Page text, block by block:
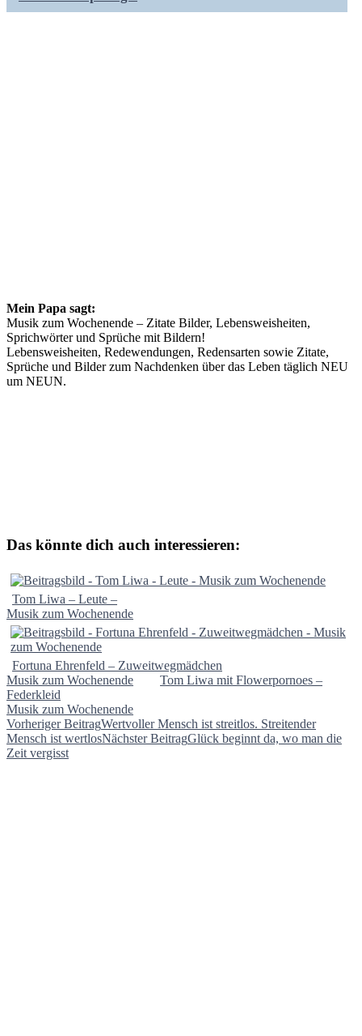
Mein Papa sagt:
Musik zum Wochenende – Zitate Bilder, Lebensweisheiten,
Sprichwörter und Sprüche mit Bildern!
Lebensweisheiten, Redewendungen, Redensarten sowie Zitate,
Sprüche und Bilder zum Nachdenken über das Leben täglich NEU
um NEUN.
Das könnte dich auch interessieren:
Tom Liwa – Leute –
Musik zum Wochenende
Fortuna Ehrenfeld – Zuweitwegmädchen
Musik zum Wochenende
Tom Liwa mit Flowerpornoes –
Federkleid
Musik zum Wochenende
Beitragsnavigation
Vorheriger BeitragWertvoller Mensch ist streitlos. Streitender
Mensch ist wertlosNächster BeitragGlück beginnt da, wo man die
Zeit vergisst